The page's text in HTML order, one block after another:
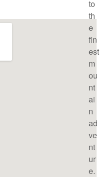
to
th
e
fin
est
m
ou
nt
ai
n
ad
ve
nt
ur
e.